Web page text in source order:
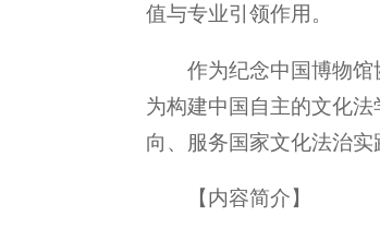
值与专业引领作用。
作为纪念中国博物
为构建中国自主的文化
向、服务国家文化法治实
【内容简介】